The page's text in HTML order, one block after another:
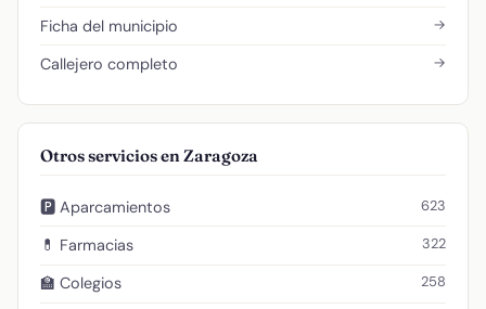
Ficha del municipio →
Callejero completo →
Otros servicios en Zaragoza
🅿️ Aparcamientos 623
💊 Farmacias 322
🏫 Colegios 258